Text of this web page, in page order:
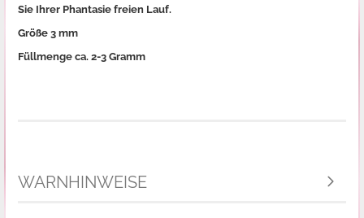
Sie Ihrer Phantasie freien Lauf.
Größe 3 mm
Füllmenge ca. 2-3 Gramm
WARNHINWEISE